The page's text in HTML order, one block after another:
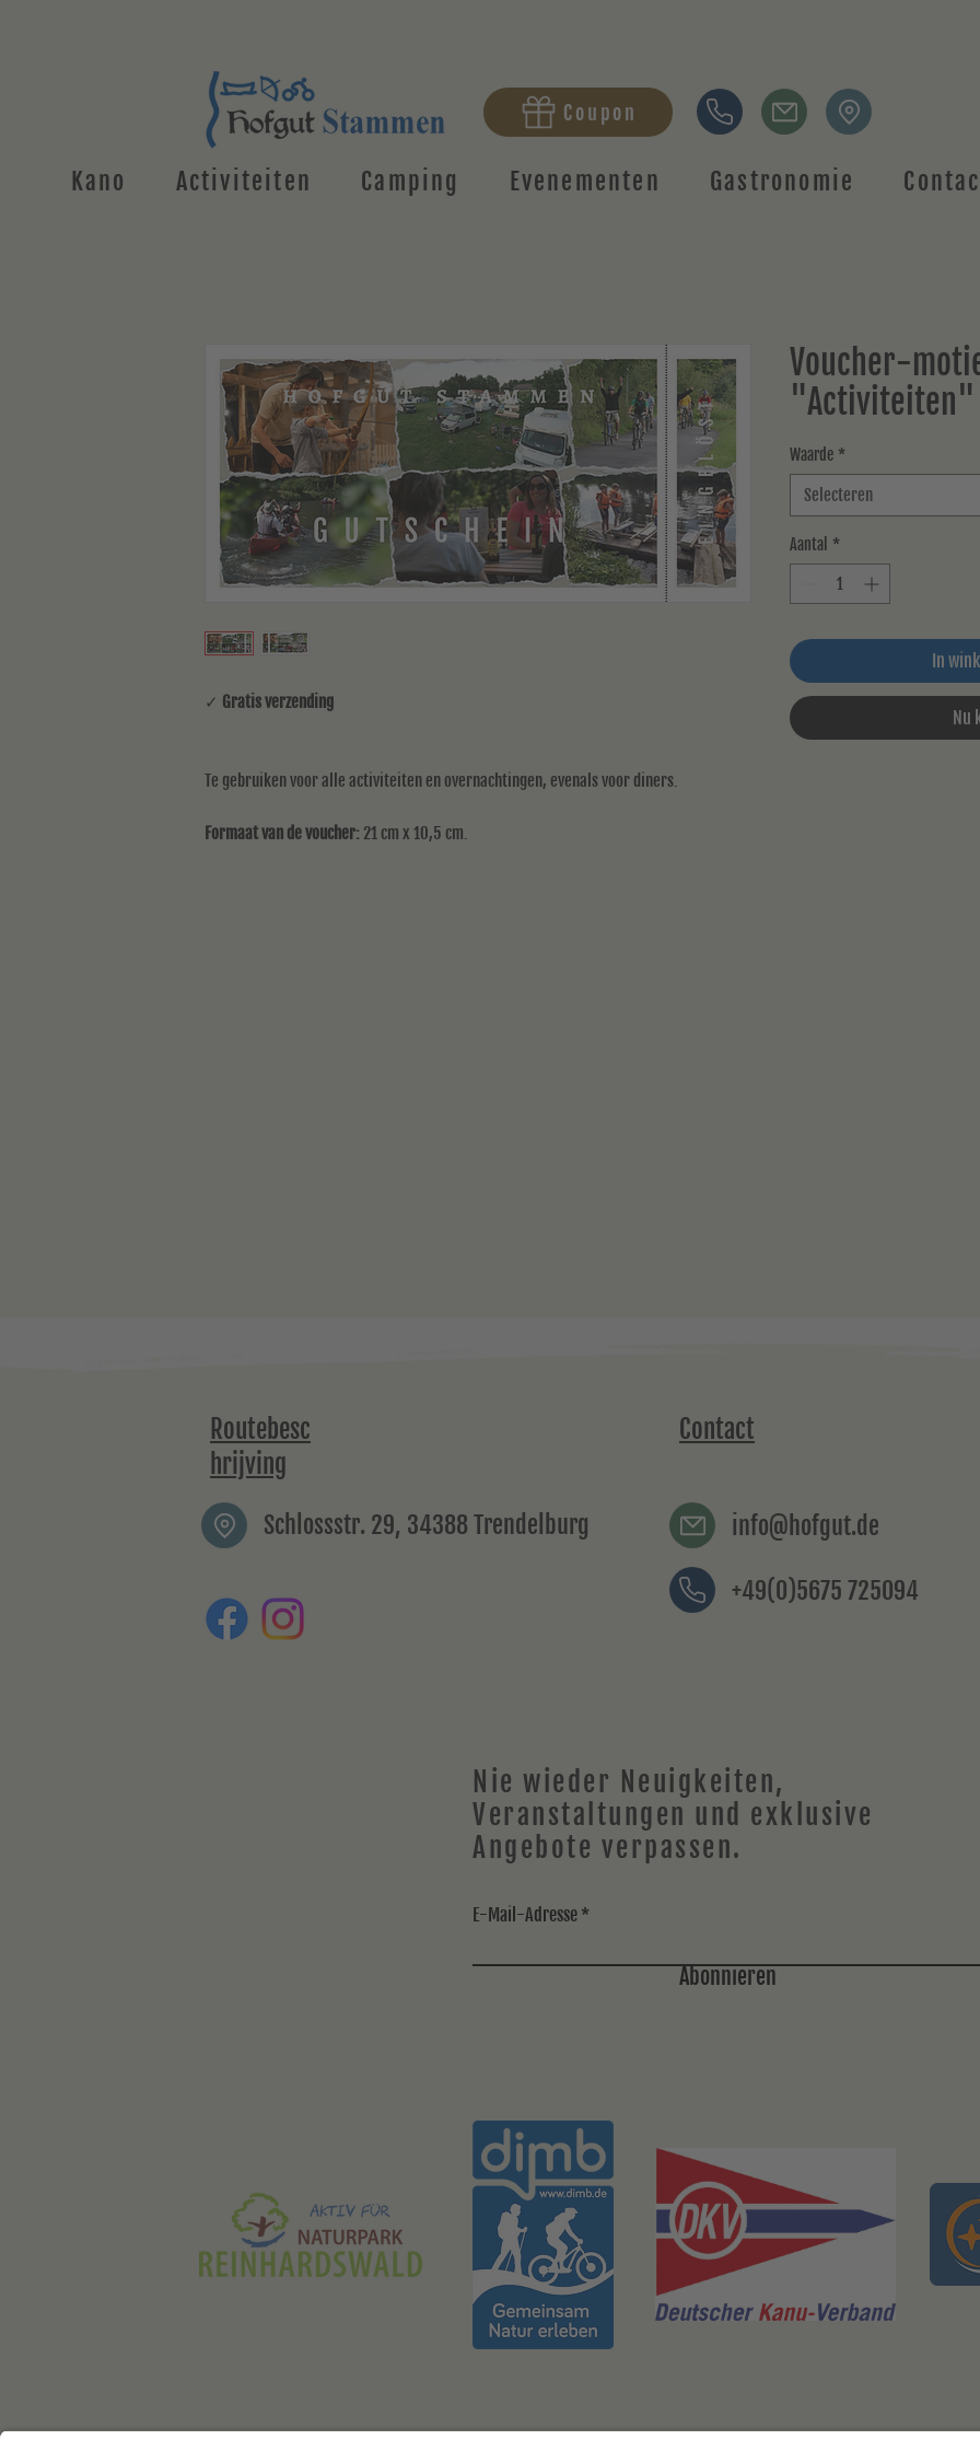
Kano Activiteiten Camping Evenementen Gastronomie
Coupon
✓ Gratis verzending
Te gebruiken voor alle activiteiten en overnachtingen, evenals voor diners.
Formaat van de voucher: 21 cm x 10,5 cm.
Voucher-
"Activiteiten"
Waarde *
Selecteren
Aantal *
In
Nu
Routebesc
hrijving
Schlossstr. 29, 34388 Trendelburg
Contact
info@hofgut.de
+49(0)5675 725094
Nie wieder Neuigkeiten,
Veranstaltungen und exklusive
Angebote verpassen.
E-Mail-Adresse
Abonnieren